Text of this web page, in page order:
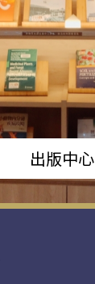
出版中心